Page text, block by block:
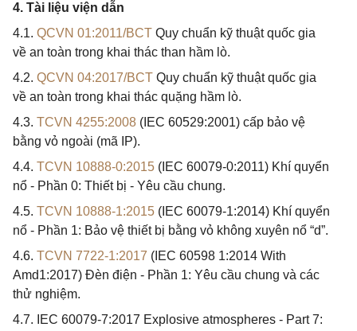
4. Tài liệu viện dẫn
4.1. QCVN 01:2011/BCT Quy chuẩn kỹ thuật quốc gia
về an toàn trong khai thác than hầm lò.
4.2. QCVN 04:2017/BCT Quy chuẩn kỹ thuật quốc gia
về an toàn trong khai thác quặng hầm lò.
4.3. TCVN 4255:2008 (IEC 60529:2001) cấp bảo vệ
bằng vỏ ngoài (mã IP).
4.4. TCVN 10888-0:2015 (IEC 60079-0:2011) Khí quyển
nổ - Phần 0: Thiết bị - Yêu cầu chung.
4.5. TCVN 10888-1:2015 (IEC 60079-1:2014) Khí quyển
nổ - Phần 1: Bảo vệ thiết bị bằng vỏ không xuyên nổ “d”.
4.6. TCVN 7722-1:2017 (IEC 60598 1:2014 With
Amd1:2017) Đèn điện - Phần 1: Yêu cầu chung và các
thử nghiệm.
4.7. IEC 60079-7:2017 Explosive atmospheres - Part 7: